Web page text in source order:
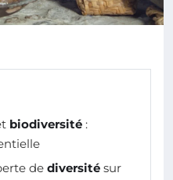
biodiversité :
de diversité sur